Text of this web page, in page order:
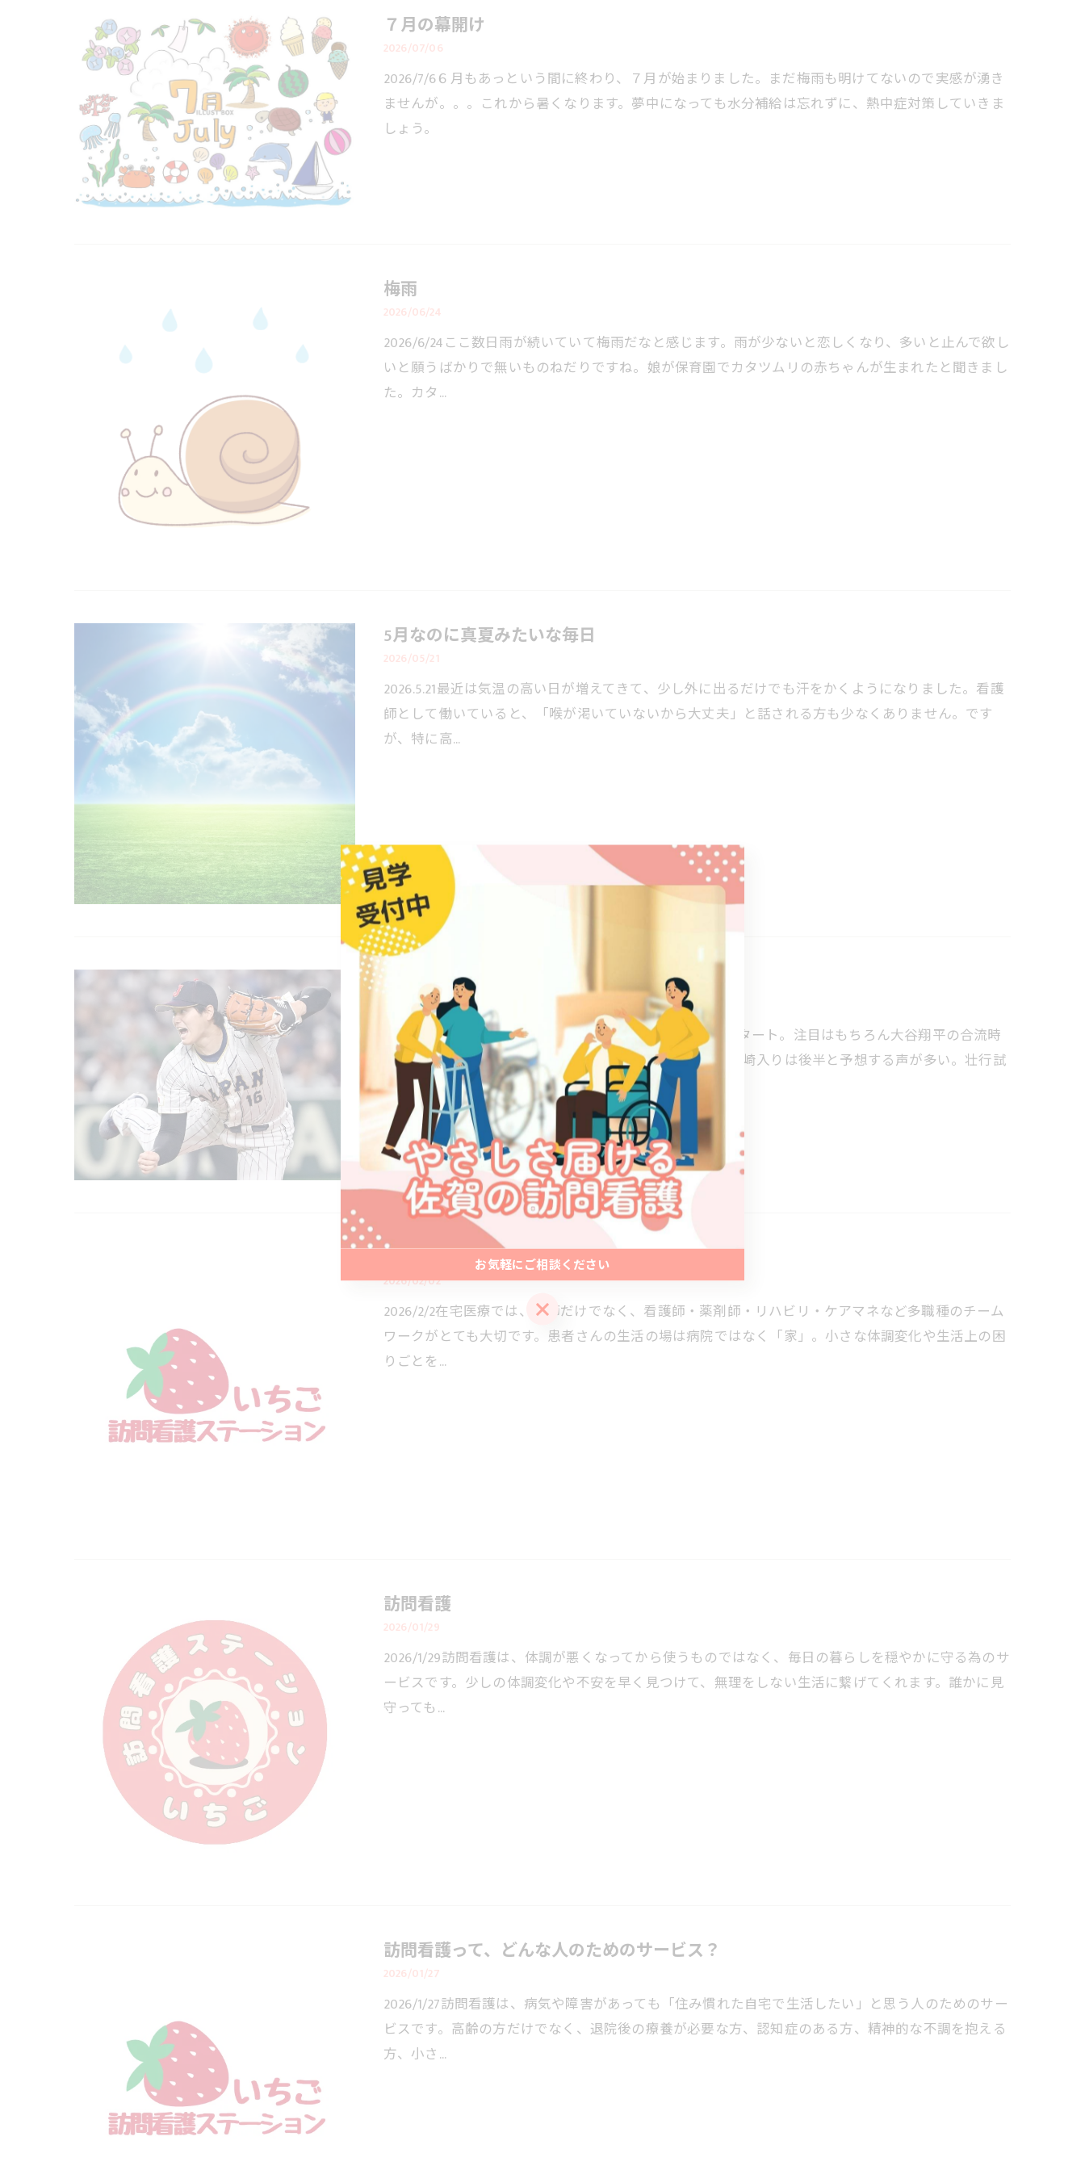
７月の幕開け
2026/07/06
2026/7/6６月もあっという間に終わり、７月が始まりました。まだ梅雨も明けてないので実感が湧き
ませんが。。。これから暑くなります。夢中になっても水分補給は忘れずに、熱中症対策していきま
しょう。
梅雨
2026/06/24
2026/6/24ここ数日雨が続いていて梅雨だなと感じます。雨が少ないと恋しくなり、多いと止んで欲し
いと願うばかりで無いものねだりですね。娘が保育園でカタツムリの赤ちゃんが生まれたと聞きまし
た。カタ…
5月なのに真夏みたいな毎日
2026/05/21
2026.5.21最近は気温の高い日が増えてきて、少し外に出るだけでも汗をかくようになりました。看護
師として働いていると、「喉が渇いていないから大丈夫」と話される方も少なくありません。です
が、特に高…
大谷翔平 宮崎キャンプイン予想
2026/02/20
2026/2/202026年の侍JAPAN宮崎キャンプが2月中旬からスタート。注目はもちろん大谷翔平の合流時
期。現在はドジャースの春季キャンプで調整中のため、宮崎入りは後半と予想する声が多い。壮行試
合が行われ…
病院ではなく、在宅で生活したい
2026/02/02
2026/2/2在宅医療では、医師だけでなく、看護師・薬剤師・リハビリ・ケアマネなど多職種のチーム
ワークがとても大切です。患者さんの生活の場は病院ではなく「家」。小さな体調変化や生活上の困
りごとを…
訪問看護
2026/01/29
2026/1/29訪問看護は、体調が悪くなってから使うものではなく、毎日の暮らしを穏やかに守る為のサ
ービスです。少しの体調変化や不安を早く見つけて、無理をしない生活に繋げてくれます。誰かに見
守っても…
訪問看護って、どんな人のためのサービス？
2026/01/27
2026/1/27訪問看護は、病気や障害があっても「住み慣れた自宅で生活したい」と思う人のためのサー
ビスです。高齢の方だけでなく、退院後の療養が必要な方、認知症のある方、精神的な不調を抱える
方、小さ…
お気軽にご相談ください
お気軽にご相談ください